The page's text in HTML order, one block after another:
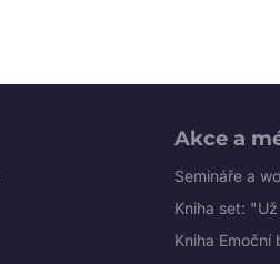
Akce a
Semináře a
Kniha set:
Kniha Emoční